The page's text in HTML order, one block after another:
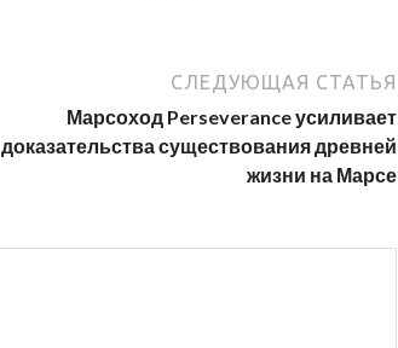
СЛЕДУЮЩАЯ СТАТЬЯ
Марсоход Perseverance усиливает
доказательства существования древней
жизни на Марсе